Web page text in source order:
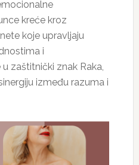
kreće kroz
koje upravljaju
i
zaštitnički znak Raka,
između razuma i